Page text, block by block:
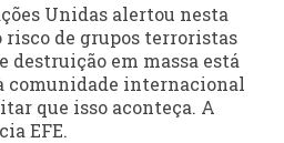
Unidas alertou nesta
risco de grupos terroristas
destruição em massa está
comunidade internacional
que isso aconteça. A
EFE.